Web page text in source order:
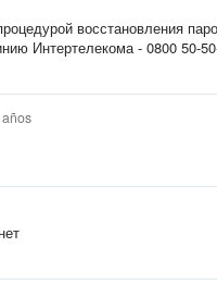
восстановления
Интертелекома - 0800 50-